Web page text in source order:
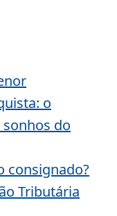
o
do
consignado?
Tributária